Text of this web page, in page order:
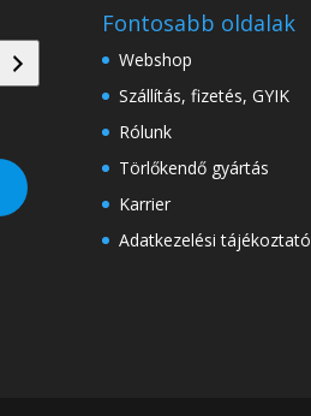
Fontosabb oldalak
Webshop
Szállítás, fizetés, GYIK
Rólunk
Törlőkendő gyártás
Karrier
Adatkezelési tájékoztató